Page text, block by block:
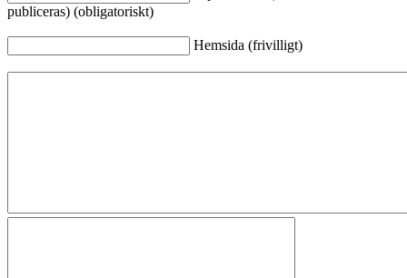
publiceras) (obligatoriskt)
Hemsida (frivilligt)